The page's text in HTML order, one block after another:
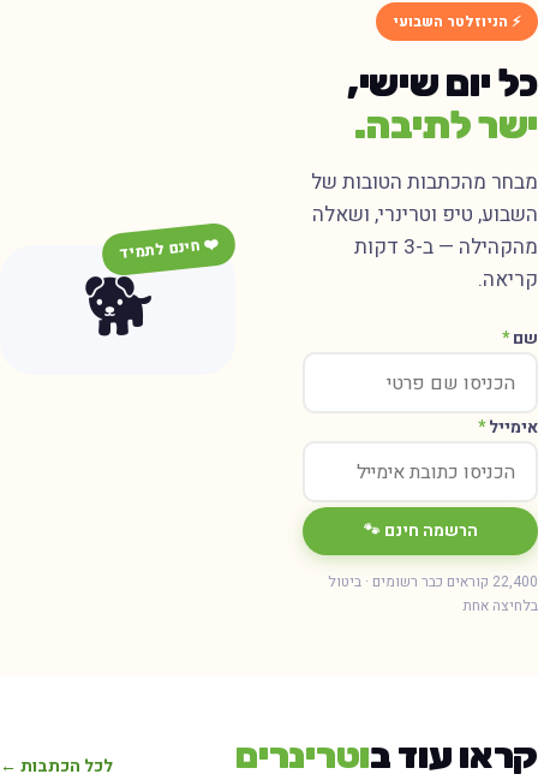
⚡ הניוזלטר השבועי
יום שישי,
לתיבה.
מהכתבות הטובות של
טיפ וטרינרי, ושאלה
מהקהילה — ב-3 דקות
*
*
הרשמה חינם 🐾
22,400 קוראים כבר רשומים · ביטול
אחת
🐕
❤️ חינם לתמיד
עוד בוטרינרים לכל הכתבות ←